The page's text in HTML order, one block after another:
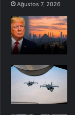
Ağustos 7, 2026